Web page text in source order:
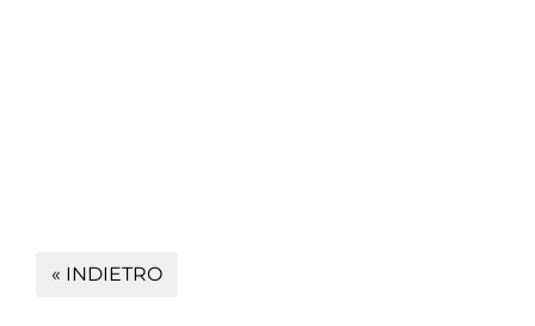
« INDIETRO